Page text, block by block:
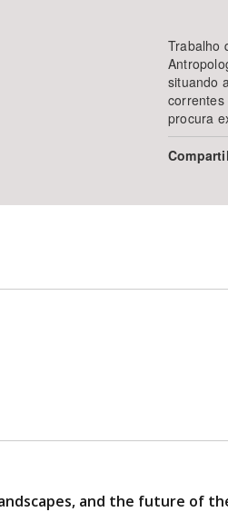
Trabalho
situando
correntes
procura
and the future of